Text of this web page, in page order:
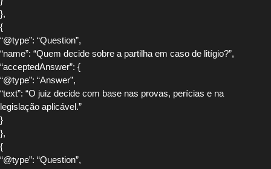
},
{
“@type”: “Question”,
“name”: “Quem decide sobre a partilha em caso de litígio?”,
“acceptedAnswer”: {
“@type”: “Answer”,
“text”: “O juiz decide com base nas provas, perícias e na
legislação aplicável.”
}
},
{
“@type”: “Question”,